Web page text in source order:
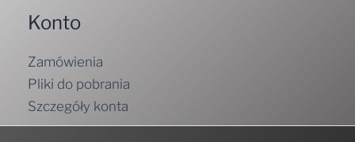
Konto
Zamówienia
Pliki do pobrania
Szczegóły konta